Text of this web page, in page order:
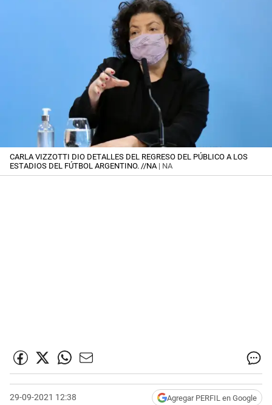
CARLA VIZZOTTI DIO DETALLES DEL REGRESO DEL PÚBLICO A LOS
ESTADIOS DEL FÚTBOL ARGENTINO. //NA| NA
29-09-2021 12:38 Agregar PERFIL en Google